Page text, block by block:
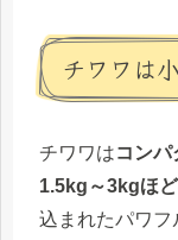
チワワは
チワワはコン
1.5kg～3kgほ
込まれたパワフ